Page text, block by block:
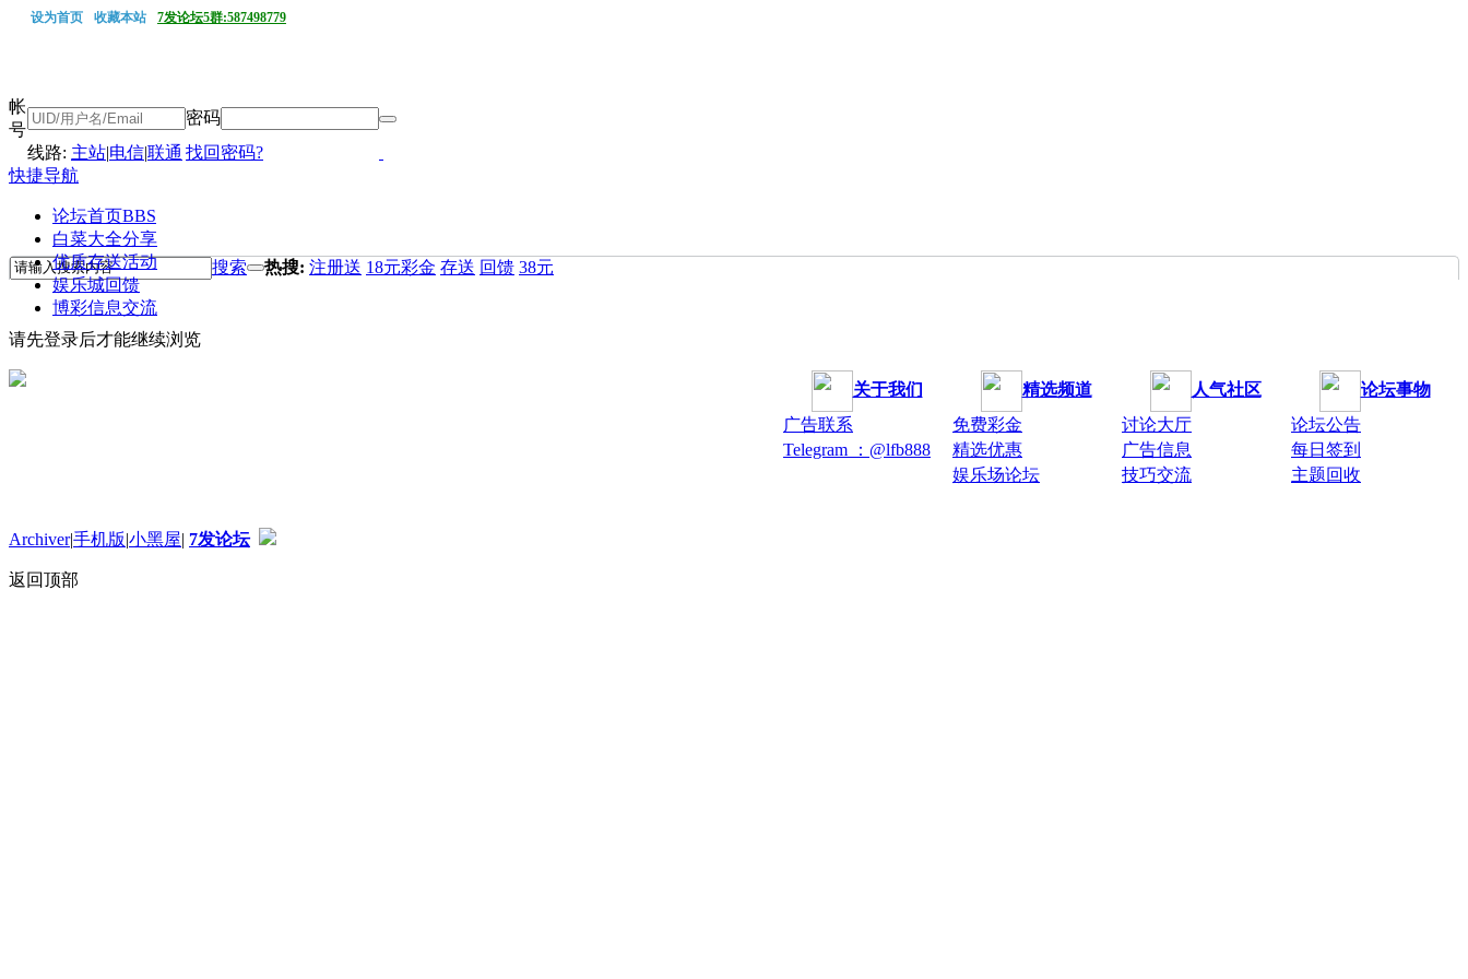
设为首页 收藏本站 7发论坛5群:587498779
帐
号
密码
线路: 主站|电信|联通 找回密码?
快捷导航
论坛首页BBS
白菜大全分享
优质存送活动
娱乐城回馈
博彩信息交流
搜索 热搜: 注册送 18元彩金 存送 回馈 38元
请先登录后才能继续浏览
关于我们 精选频道 人气社区
论坛事物
广告联系
免费彩金 讨论大厅
论坛公告
Telegram ：@lfb888
精选优惠 广告信息
每日签到
娱乐场论坛
技巧交流 主题回收
Archiver|手机版|小黑屋| 7发论坛
返回顶部